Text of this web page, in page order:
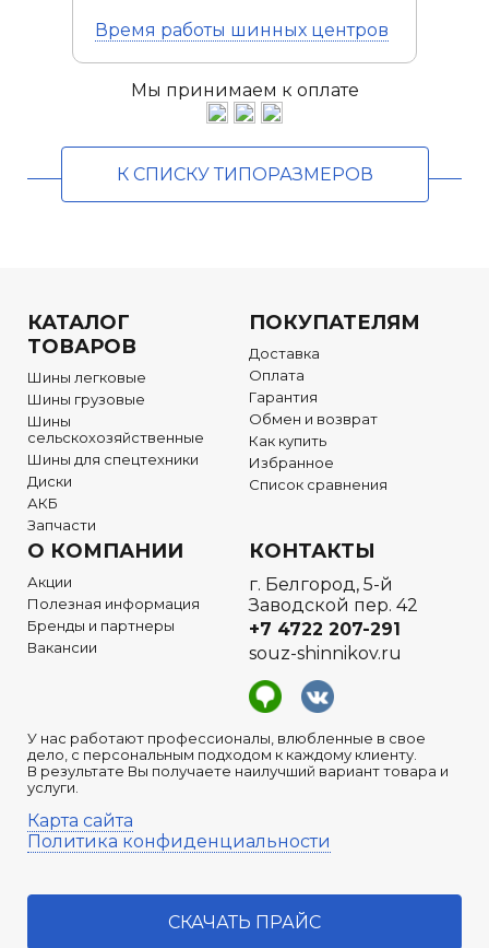
Время работы шинных центров
Мы принимаем к оплате
К СПИСКУ ТИПОРАЗМЕРОВ
КАТАЛОГ
ТОВАРОВ
Шины легковые
Шины грузовые
Шины
сельскохозяйственные
Шины для спецтехники
Диски
АКБ
Запчасти
ПОКУПАТЕЛЯМ
Доставка
Оплата
Гарантия
Обмен и возврат
Как купить
Избранное
Список сравнения
О КОМПАНИИ
Акции
Полезная информация
Бренды и партнеры
Вакансии
У нас работают профессионалы, влюбленные в свое
дело, с персональным подходом к каждому клиенту.
В результате Вы получаете наилучший вариант товара и
услуги.
Карта сайта
Политика конфиденциальности
КОНТАКТЫ
г. Белгород, 5-й
Заводской пер. 42
+7 4722 207-291
souz-shinnikov.ru
СКАЧАТЬ ПРАЙС